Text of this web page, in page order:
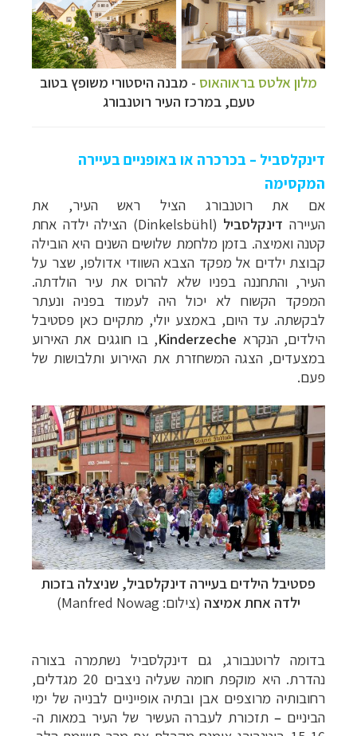
מלון אלטס בראוהאוס - מבנה היסטורי משופץ בטוב
טעם, במרכז העיר רוטנבורג
דינקלסביל – בכרכרה או באופניים בעיירה
המקסימה
אם את רוטנבורג הציל ראש העיר, את
העיירה דינקלסביל (
Dinkelsbühl) הצילה ילדה אחת
קטנה ואמיצה. בזמן מלחמת שלושים השנים היא הובילה
קבוצת ילדים אל מפקד הצבא השוודי אדולפו, שצר על
העיר, והתחננה בפניו שלא להרוס את עיר הולדתה.
המפקד הקשוח לא יכול היה לעמוד בפניה ונעתר
לבקשתה. עד היום, באמצע יולי, מתקיים כאן פסטיבל
הילדים, הנקרא Kinderzeche, בו חוגגים את האירוע
במצעדים, הצגה המשחזרת את האירוע ותלבושות של
פעם.
פסטיבל הילדים בעיירה דינקלסביל, שניצלה בזכות
ילדה אחת אמיצה (צילום: Manfred Nowag
)
בדומה לרוטנבורג, גם דינקלסביל נשתמרה בצורה
נהדרת. היא מוקפת חומה שעליה ניצבים 20 מגדלים,
רחובותיה מרוצפים אבן ובתיה אופייניים לבנייה של ימי
הביניים–תזכורת לעברה העשיר של העיר במאות ה-
תכנוןטיולים לצפון אמריקהלחצו לרשימת היעדים »
קרוזים והפלגות נופשלחצו לרשימת היעדים »